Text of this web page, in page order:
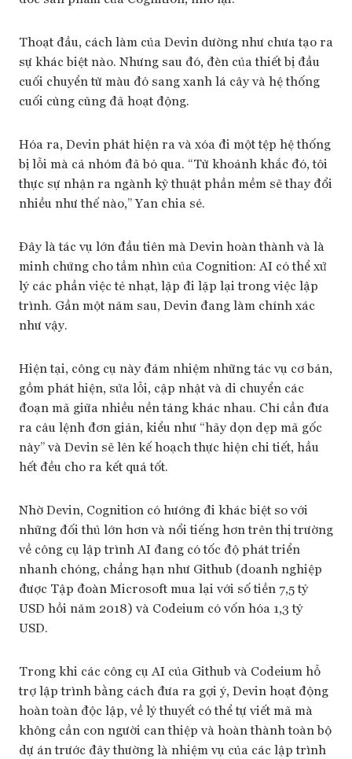
Thoạt đầu, cách làm của Devin dường như chưa tạo ra
sự khác biệt nào. Nhưng sau đó, đèn của thiết bị đầu
cuối chuyển từ màu đỏ sang xanh lá cây và hệ thống
cuối cùng cũng đã hoạt động.
Hóa ra, Devin phát hiện ra và xóa đi một tệp hệ thống
bị lỗi mà cả nhóm đã bỏ qua. “Từ khoảnh khắc đó, tôi
thực sự nhận ra ngành kỹ thuật phần mềm sẽ thay đổi
nhiều như thế nào,” Yan chia sẻ.
Đây là tác vụ lớn đầu tiên mà Devin hoàn thành và là
minh chứng cho tầm nhìn của Cognition: AI có thể xử
lý các phần việc tẻ nhạt, lặp đi lặp lại trong việc lập
trình. Gần một năm sau, Devin đang làm chính xác
như vậy.
Hiện tại, công cụ này đảm nhiệm những tác vụ cơ bản,
gồm phát hiện, sửa lỗi, cập nhật và di chuyển các
đoạn mã giữa nhiều nền tảng khác nhau. Chỉ cần đưa
ra câu lệnh đơn giản, kiểu như “hãy dọn dẹp mã gốc
này” và Devin sẽ lên kế hoạch thực hiện chi tiết, hầu
hết đều cho ra kết quả tốt.
Nhờ Devin, Cognition có hướng đi khác biệt so với
những đối thủ lớn hơn và nổi tiếng hơn trên thị trường
về công cụ lập trình AI đang có tốc độ phát triển
nhanh chóng, chẳng hạn như Github (doanh nghiệp
được Tập đoàn Microsoft mua lại với số tiền 7,5 tỷ
USD hồi năm 2018) và Codeium có vốn hóa 1,3 tỷ
USD.
Trong khi các công cụ AI của Github và Codeium hỗ
trợ lập trình bằng cách đưa ra gợi ý, Devin hoạt động
hoàn toàn độc lập, về lý thuyết có thể tự viết mã mà
không cần con người can thiệp và hoàn thành toàn bộ
dự án trước đây thường là nhiệm vụ của các lập trình